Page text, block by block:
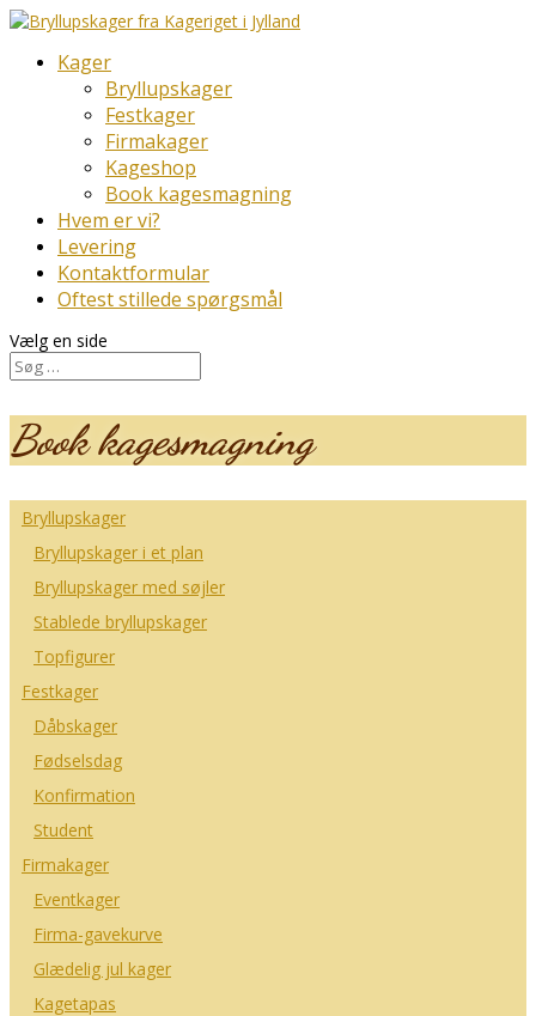
Kager
Bryllupskager
Festkager
Firmakager
Kageshop
Book kagesmagning
Hvem er vi?
Levering
Kontaktformular
Oftest stillede spørgsmål
Vælg en side
Book kagesmagning
Bryllupskager
Bryllupskager i et plan
Bryllupskager med søjler
Stablede bryllupskager
Topfigurer
Festkager
Dåbskager
Fødselsdag
Konfirmation
Student
Firmakager
Eventkager
Firma-gavekurve
Glædelig jul kager
Kagetapas